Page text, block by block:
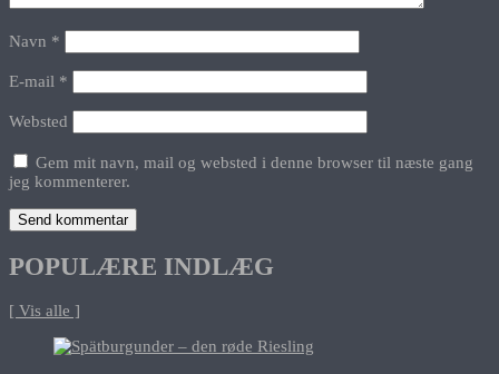
Navn *
E-mail *
Websted
Gem mit navn, mail og websted i denne browser til næste gang
jeg kommenterer.
POPULÆRE INDLÆG
[ Vis alle ]